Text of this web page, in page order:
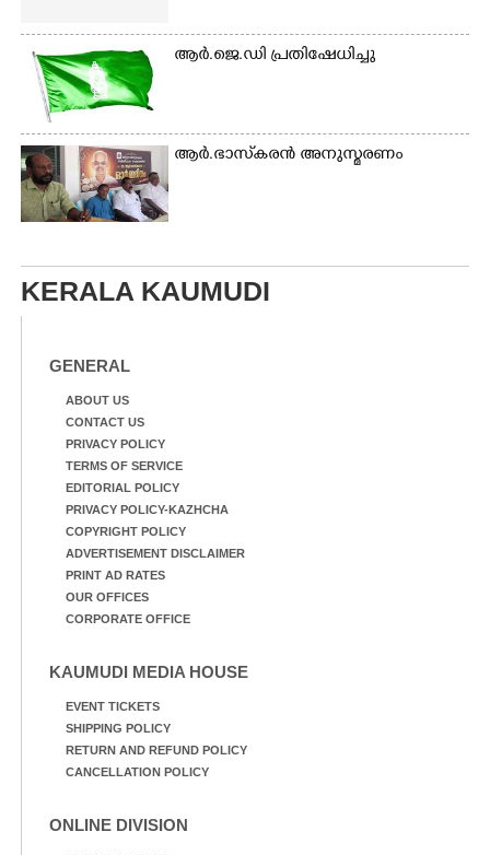
ആർ.ജെ.ഡി പ്രതിഷേധിച്ചു
ആർ.ഭാസ്‌കരൻ അനുസ്മരണം
KERALA KAUMUDI
GENERAL
ABOUT US
CONTACT US
PRIVACY POLICY
TERMS OF SERVICE
EDITORIAL POLICY
PRIVACY POLICY-KAZHCHA
COPYRIGHT POLICY
ADVERTISEMENT DISCLAIMER
PRINT AD RATES
OUR OFFICES
CORPORATE OFFICE
KAUMUDI MEDIA HOUSE
EVENT TICKETS
SHIPPING POLICY
RETURN AND REFUND POLICY
CANCELLATION POLICY
ONLINE DIVISION